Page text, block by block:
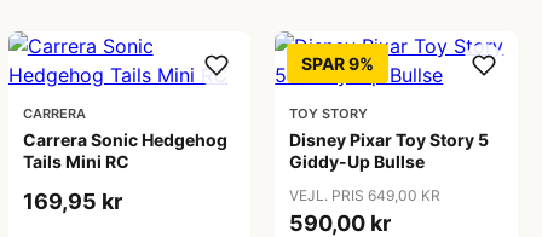
CARRERA
Carrera Sonic Hedgehog
Tails Mini RC
169,95 kr
SPAR 9%
TOY STORY
Disney Pixar Toy Story 5
Giddy-Up Bullse
VEJL. PRIS 649,00 KR
590,00 kr